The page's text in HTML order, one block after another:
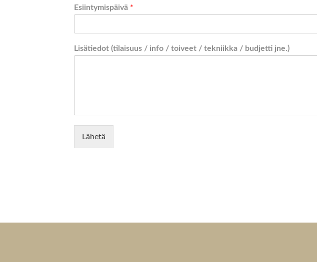
Esiintymispäivä *
Lisätiedot (tilaisuus / info / toiveet / tekniikka / budjetti jne.)
Lähetä